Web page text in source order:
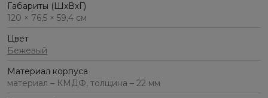
Габариты (ШхВхГ)
120 × 76,5 × 59,4 см
Цвет
Бежевый
Материал корпуса
материал – КМДФ, толщина – 22 мм